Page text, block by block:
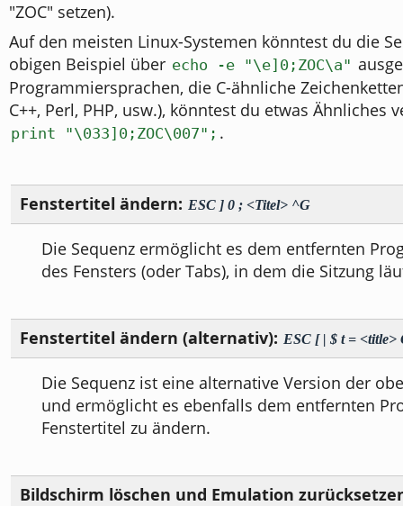
"ZOC" setzen).
Auf den meisten Linux-Systemen könntest du die
obigen Beispiel über echo -e "\e]0;ZOC\a"
Programmiersprachen, die C-ähnliche
C++, Perl, PHP, usw.), könntest du etwas Ähnliches
print "\033]0;ZOC\007"; .
Fenstertitel ändern: ESC ] 0 ; <Titel> ^G
Die Sequenz ermöglicht es dem entfernten
des Fensters (oder Tabs), in dem die Sitzung
Fenstertitel ändern (alternativ): ESC [ | $ t = <title>
Die Sequenz ist eine alternative Version der
und ermöglicht es ebenfalls dem entfernten
Fenstertitel zu ändern.
Bildschirm löschen und Emulation